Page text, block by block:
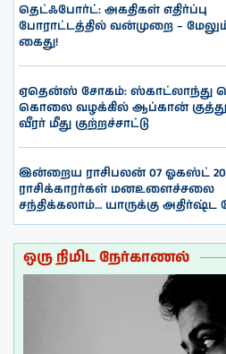
தெட்ஃபோர்ட்: அகதிகள் எதிர்ப்பு
போராட்டத்தில் வன்முறை –
கைது!
ஏதென்ஸ் சோகம்: ஸ்காட்லாந்து
கொலை வழக்கில் ஆப்கான்
வீரர் மீது குற்றச்சாட்டு
இன்றைய ராசிபலன் 07 ஓகஸ்ட்
ராசிக்காரர்கள் மனஉளைச்சலை
சந்திக்கலாம்… யாருக்கு
ஒரு நிமிட நேர்காணல்